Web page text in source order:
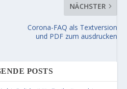
NÄCHSTER
Corona-FAQ als Textversion
und PDF zum ausdrucken
POSTS